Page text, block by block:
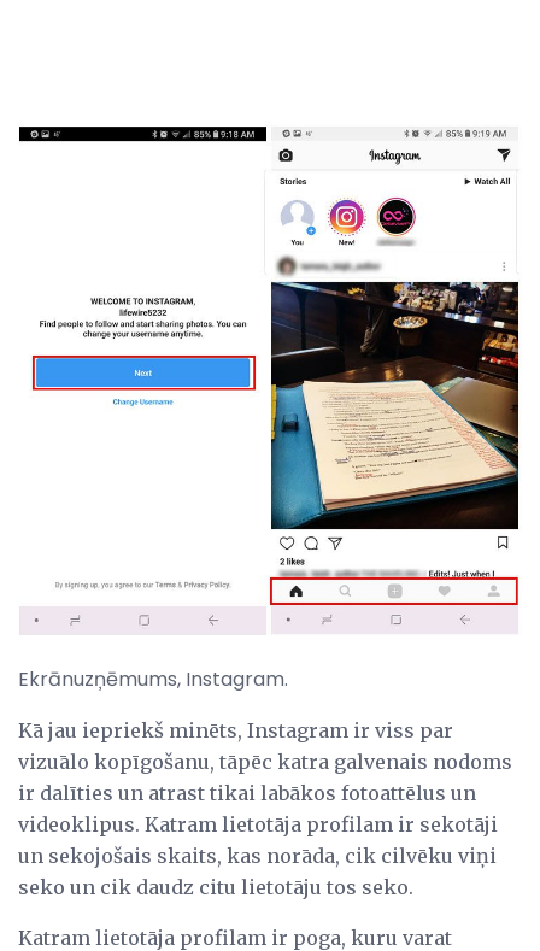
Ekrānuzņēmums, Instagram.
Kā jau iepriekš minēts, Instagram ir viss par
vizuālo kopīgošanu, tāpēc katra galvenais nodoms
ir dalīties un atrast tikai labākos fotoattēlus un
videoklipus. Katram lietotāja profilam ir sekotāji
un sekojošais skaits, kas norāda, cik cilvēku viņi
seko un cik daudz citu lietotāju tos seko.
Katram lietotāja profilam ir poga, kuru varat